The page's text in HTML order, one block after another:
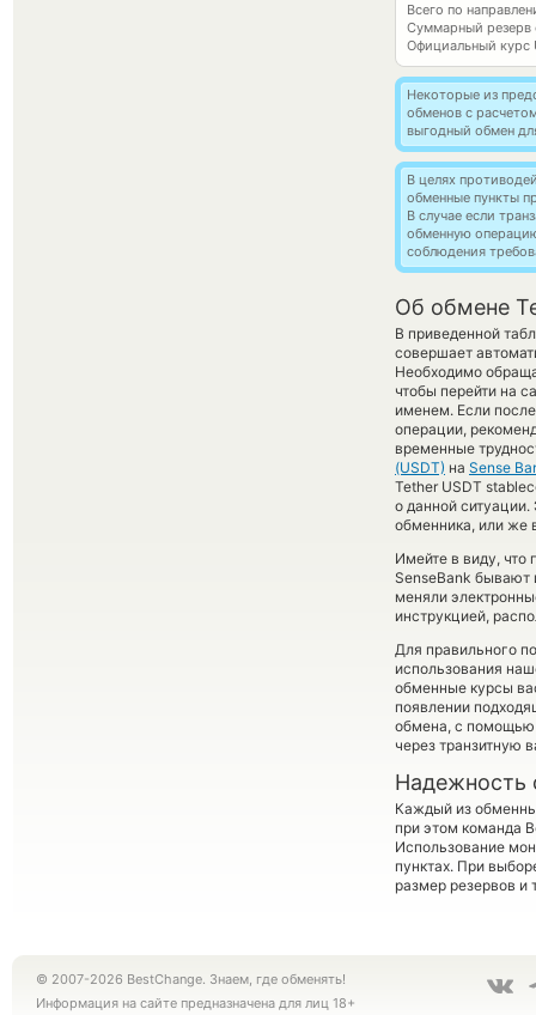
Всего по
Суммарный резерв
Официальный курс
Некоторые из
обменов с
выгодный обмен
В целях
обменные пункты
В случае если
обменную
соблюдения
Об обмене
В приведенной
совершает
Необходимо
чтобы перейти на
именем. Если
операции,
временные
(USDT) на Sense
Tether USDT
о данной
обменника, или же
Имейте в виду, что
SenseBank бывают
меняли
инструкцией,
Для правильного
использования
обменные курсы
появлении
обмена, с
через транзитную
Надежность
Каждый из
при этом команда
Использование
пунктах. При
размер резервов и
© 2007-2026 BestChange. Знаем, где обменять!
Информация на сайте предназначена для лиц 18+